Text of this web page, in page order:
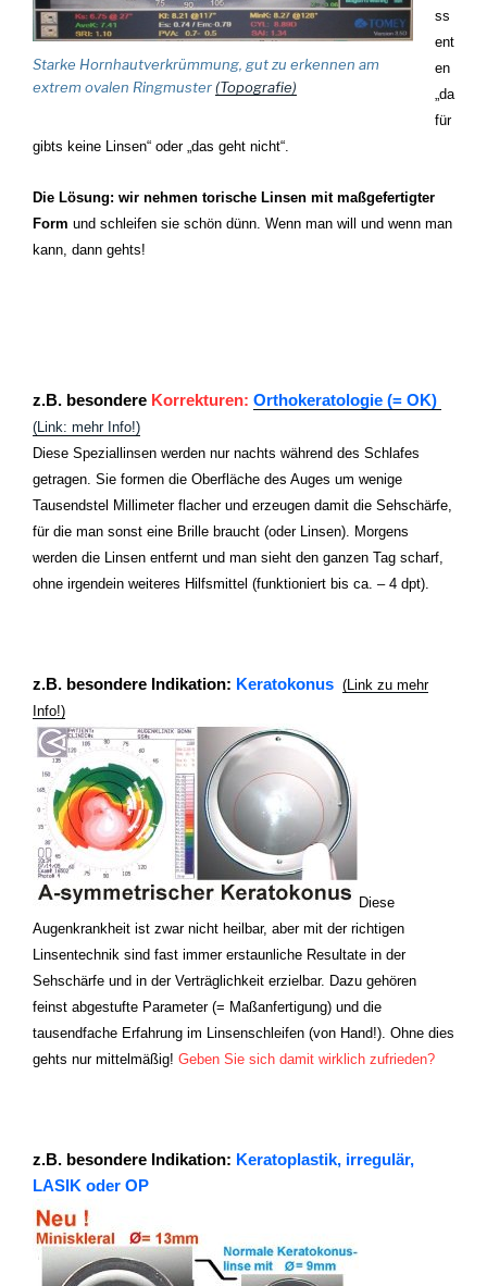
Starke Hornhautverkrümmung, gut zu erkennen am
extrem ovalen Ringmuster(Topografie)
ss
ent
en
„da
für
gibts keine Linsen“ oder „das geht nicht“.
Die Lösung: wir nehmen torische Linsen mit maßgefertigter
Form und schleifen sie schön dünn. Wenn man will und wenn man
kann, dann gehts!
z.B. besondere Korrekturen: Orthokeratologie (= OK)
(Link: mehr Info!)
Diese Speziallinsen werden nur nachts während des Schlafes
getragen. Sie formen die Oberfläche des Auges um wenige
Tausendstel Millimeter flacher und erzeugen damit die Sehschärfe,
für die man sonst eine Brille braucht (oder Linsen). Morgens
werden die Linsen entfernt und man sieht den ganzen Tag scharf,
ohne irgendein weiteres Hilfsmittel (funktioniert bis ca. – 4 dpt).
z.B. besondere Indikation: Keratokonus (Link zu mehr
Info!)
Diese
Augenkrankheit ist zwar nicht heilbar, aber mit der richtigen
Linsentechnik sind fast immer erstaunliche Resultate in der
Sehschärfe und in der Verträglichkeit erzielbar. Dazu gehören
feinst abgestufte Parameter (= Maßanfertigung) und die
tausendfache Erfahrung im Linsenschleifen (von Hand!). Ohne dies
gehts nur mittelmäßig! Geben Sie sich damit wirklich zufrieden?
z.B. besondere Indikation: Keratoplastik, irregulär,
LASIK oder OP